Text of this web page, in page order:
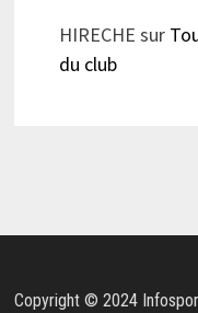
HIRECHE sur
du club
Copyright © 2024